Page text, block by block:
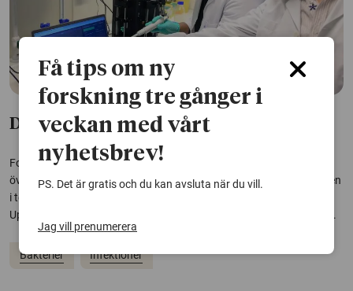
Därför ger vissa bakterier aldrig upp
Forskare har identifierat en viktig molekyl som hjälper bakterier att
överleva den fientliga miljön inuti kroppen. När de tog bort molekylen
i tester på möss ledde det till betydligt högre överlevnadsnivåer.
Upptäckten öppnar för nya behandlingsstrategier mot långvariga...
Bakterier Infektioner
Få tips om ny
forskning tre gånger i
veckan med vårt
nyhetsbrev!
PS. Det är gratis och du kan avsluta när du vill.
Jag vill prenumerera